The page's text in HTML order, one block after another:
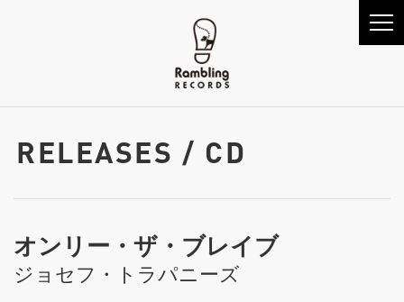
RELEASES / CD
オンリー・ザ・ブレイブ
ジョセフ・トラパニーズ